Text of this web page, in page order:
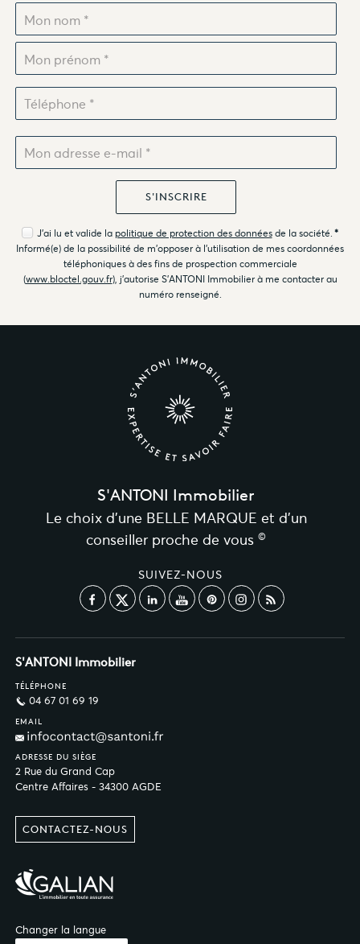
J'ai lu et valide la politique de protection des donnéesde la société. *
Informé(e) de la possibilité de m'opposer à l'utilisation de mes coordonnées
téléphoniques à des fins de prospection commerciale
(www.bloctel.gouv.fr), j'autorise S'ANTONI Immobilier à me contacter au
numéro renseigné.
S'ANTONI Immobilier
Le choix d’une BELLE MARQUE et d’un
conseiller proche de vous ©
SUIVEZ-NOUS
S'ANTONI Immobilier
TÉLÉPHONE
04 67 01 69 19
EMAIL
ADRESSE DU SIÈGE
2 Rue du Grand Cap
Centre Affaires - 34300 AGDE
CONTACTEZ-NOUS
Changer la langue